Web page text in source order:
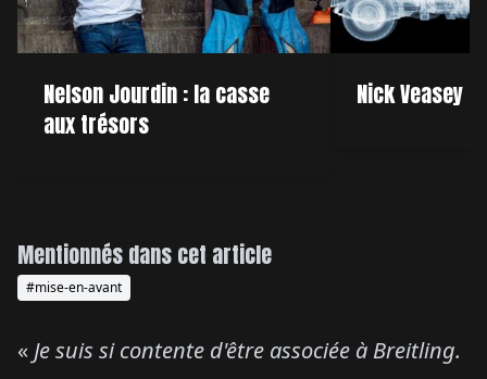
« Je suis si contente d'être associée à Breitling.
Mentionnés dans cet article
#mise-en-avant
Nelson Jourdin : la casse
aux trésors
Nick Veasey :